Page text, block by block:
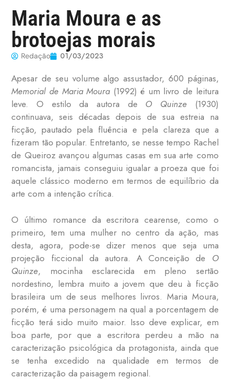
Maria Moura e as
brotoejas morais
Redação 01/03/2023
Apesar de seu volume algo assustador, 600 páginas,
Memorial de Maria Moura (1992) é um livro de leitura
leve. O estilo da autora de O Quinze(1930)
continuava, seis décadas depois de sua estreia na
ficção, pautado pela fluência e pela clareza que a
fizeram tão popular. Entretanto, se nesse tempo Rachel
de Queiroz avançou algumas casas em sua arte como
romancista, jamais conseguiu igualar a proeza que foi
aquele clássico moderno em termos de equilíbrio da
arte com a intenção crítica.
O último romance da escritora cearense, como o
primeiro, tem uma mulher no centro da ação, mas
desta, agora, pode-se dizer menos que seja uma
projeção ficcional da autora. A Conceição de O
Quinze, mocinha esclarecida em pleno sertão
nordestino, lembra muito a jovem que deu à ficção
brasileira um de seus melhores livros. Maria Moura,
porém, é uma personagem na qual a porcentagem de
ficção terá sido muito maior. Isso deve explicar, em
boa parte, por que a escritora perdeu a mão na
caracterização psicológica da protagonista, ainda que
se tenha excedido na qualidade em termos de
caracterização da paisagem regional.